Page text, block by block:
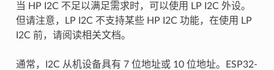
当 HP I2C 不足以满足需求时，可以使用 LP I2C 外设。
但请注意，LP I2C 不支持某些 HP I2C 功能，在使用 LP
I2C 前，请阅读相关文档。
通常，I2C 从机设备具有 7 位地址或 10 位地址。ESP32-